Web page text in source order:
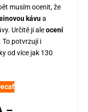
musím ocenit, že
kávua
Určitě ji aleocení
. To potvrzují i
od více jak 130